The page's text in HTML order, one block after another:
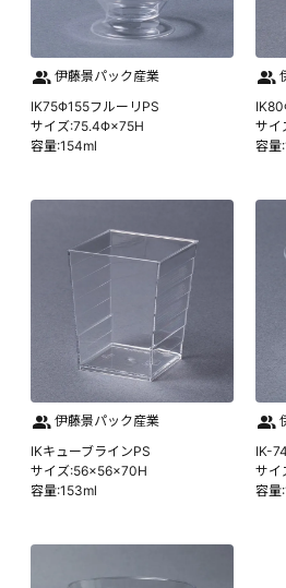
伊藤景パック産業
IK75Φ155フルーリPS
サイズ:75.4Φ×75H
容量:154ml
サイ
容量
伊藤景パック産業
IKキューブラインPS
サイズ:56×56×70H
容量:153ml
IK-
サイ
容量